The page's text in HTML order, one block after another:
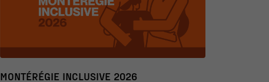
MONTÉRÉGIE INCLUSIVE 2026